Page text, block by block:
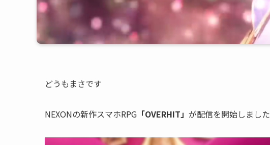
どうもまさです
NEXONの新作スマホRPG 「OVERHIT」 が配信を開始しました